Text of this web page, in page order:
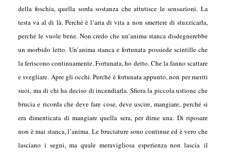
della foschia, quella sorda sostanza che attutisce le sensazioni. La
testa va al di là. Perché è l’aria di vita a non smettere di stuzzicarla,
perché le vuole bene. Non credo che un’anima stanca disdegnerebbe
un morbido letto. Un’anima stanca e fortunata possiede scintille che
la feriscono continuamente. Fortunata, ho detto. Che la fanno scattare
e svegliare. Apre gli occhi. Perché è fortunata appunto, non per meriti
suoi, ma di chi ha deciso di incendiarla. Sfiora la piccola ustione che
brucia e ricorda che deve fare cose, deve uscire, mangiare, perché si
era dimenticata di mangiare quella sera, per dirne una. Di riposare
non è mai stanca, l’anima. Le bruciature sono continue ed è vero che
lasciano i segni, ma quale meravigliosa esperienza non lascia il